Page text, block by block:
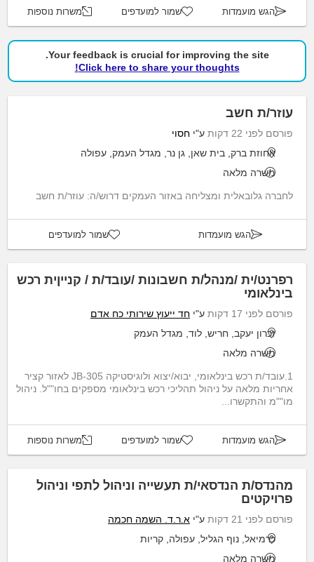
הגש מועמדות שמור למועדפים משרות נוספות
Your feedback is crucial for improving the site.
Click here to share your thoughts!
עוזר/ת חשב
פורסם לפני 22 דקות ע"י חסוי
אחוזת ברק, בית שאן, גן נר, מגדל העמק, עפולה
משרה מלאה
לחברה גלובאלית ומצליחה באזור העמקים דרוש/ה: עוזר/ת חשב
הגש מועמדות שמור למועדפים
רפרנט/ית /מנהל/ת חשבונות /עובד/ת / קנייןית רכש
בינלאומי
פורסם לפני 17 דקות ע"י חד ייעוץ שירותי כח אדם
זכרון יעקב, חריש, לוד, מגדל העמק
משרה מלאה
1.עובד/ת רכש בינלאומי, יבוא/יצוא ולוגיסטיקה JB-305 לאזור קציר
אחריות מלאה על ניהול תהליכי רכש בינלאומי מספקים בחו""ל. ניהול
מו""מ והתקשרו...
הגש מועמדות שמור למועדפים משרות נוספות
מהנדס/ת הנדסאי/ת תעשייה וניהול לתפי וניהול
פרויקטים
פורסם לפני 21 דקות ע"י א.ר.ד. השמה חכמה
כרמיאל, נוף הגליל, עפולה, קריות
משרה מלאה